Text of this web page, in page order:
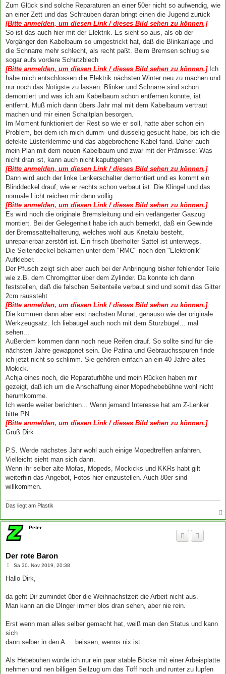
Zum Glück sind solche Reparaturen an einer 50er nicht so aufwendig, wie
an einer Zett und das Schrauben daran bringt einen die Jugend zurück
[Bitte anmelden, um diesen Link / dieses Bild sehen zu können.]
So ist das auch hier mit der Elektrik. Es sieht so aus, als ob der
Vorgänger den Kabelbaum so umgestrickt hat, daß die Blinkanlage und
die Schnarre mehr schlecht, als recht paßt. Beim Bremsen schlug sie
sogar aufs vordere Schutzblech
[Bitte anmelden, um diesen Link / dieses Bild sehen zu können.]Ich
habe mich entschlossen die Elektrik nächsten Winter neu zu machen und
nur noch das Nötigste zu lassen. Blinker und Schnarre sind schon
demontiert und was ich am Kabelbaum schon entfernen konnte, ist
entfernt. Muß mich dann übers Jahr mal mit dem Kabelbaum vertraut
machen und mir einen Schaltplan besorgen.
Im Moment funktioniert der Rest so wie er soll, hatte aber schon ein
Problem, bei dem ich mich dumm- und dusselig gesucht habe, bis ich die
defekte Lüsterklemme und das abgebrochene Kabel fand. Daher auch
mein Plan mit dem neuen Kabelbaum und zwar mit der Prämisse: Was
nicht dran ist, kann auch nicht kaputtgehen
[Bitte anmelden, um diesen Link / dieses Bild sehen zu können.]
Dann wird auch der linke Lenkerschalter demontiert und es kommt ein
Blinddeckel drauf, wie er rechts schon verbaut ist. Die Klingel und das
normale Licht reichen mir dann völlig
[Bitte anmelden, um diesen Link / dieses Bild sehen zu können.]
Es wird noch die originale Bremsleitung und ein verlängerter Gaszug
montiert. Bei der Gelegenheit habe ich auch bemerkt, daß ein Gewinde
der Bremssattelhalterung, welches wohl aus Knetalu besteht,
unreparierbar zerstört ist. Ein frisch überholter Sattel ist unterwegs.
Die Seitendeckel bekamen unter dem "RMC" noch den "Elektronik"
Aufkleber.
Der Pfusch zeigt sich aber auch bei der Anbringung bisher fehlender Teile
wie z.B. dem Chromgitter über dem Zylinder. Da konnte ich dann
feststellen, daß die falschen Seitenteile verbaut sind und somit das Gitter
2cm raussteht
[Bitte anmelden, um diesen Link / dieses Bild sehen zu können.]
Die kommen dann aber erst nächsten Monat, genauso wie der originale
Werkzeugsatz. Ich liebäugel auch noch mit dem Sturzbügel... mal
sehen...
Außerdem kommen dann noch neue Reifen drauf. So sollte sind für die
nächsten Jahre gewappnet sein. Die Patina und Gebrauchsspuren finde
ich jetzt nicht so schlimm. Sie gehören einfach an ein 40 Jahre altes
Mokick.
Achja eines noch, die Reparaturhöhe und mein Rücken haben mir
gezeigt, daß ich um die Anschaffung einer Mopedhebebühne wohl nicht
herumkomme.
Ich werde weiter berichten... Wenn jemand Interesse hat am Z-Lenker
bitte PN...
[Bitte anmelden, um diesen Link / dieses Bild sehen zu können.]
Gruß Dirk
P.S. Werde nächstes Jahr wohl auch einige Mopedtreffen anfahren.
Vielleicht sieht man sich dann.
Wenn ihr selber alte Mofas, Mopeds, Mockicks und KKRs habt gilt
weiterhin das Angebot, Fotos hier einzustellen. Auch 80er sind
willkommen.
Das liegt am Plastik
Peter
Der rote Baron
B
i
a
Sa 30. Nov 2019, 20:38
Hallo Dirk,
da geht Dir zumindet über die Weihnachstzeit die Arbeit nicht aus.
Man kann an die DInger immer blos dran sehen, aber nie rein.
Erst wenn man alles selber gemacht hat, weiß man den Status und kann
sich
dann selber in den A.... beissen, wenns nix ist.
Als Hebebühen würde ich nur ein paar stable Böcke mit einer Arbeisplatte
nehmen und nen billigen Seilzug um das Töff hoch und runter zu lupfen